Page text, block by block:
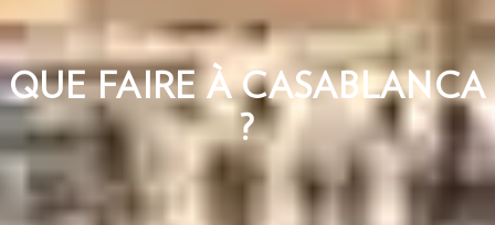
QUE FAIRE À CASABLANCA
?